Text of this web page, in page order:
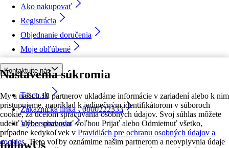
Nastavenia súkromia
My a našich 18 partnerov ukladáme informácie v zariadení alebo k nim
pristupujeme, napríklad k jedinečným identifikátorom v súboroch
cookie, za účelom spracúvania osobných údajov. Svoj súhlas môžete
udeliť alebo spravovať voľbou Prijať alebo Odmietnuť všetko,
prípadne kedykoľvek v Pravidlách pre ochranu osobných údajov a
cookies. Tieto voľby oznámime našim partnerom a neovplyvnia údaje
Ako nakupovať
Registrácia
Objednanie doručenia
Moje obľúbené
Kontaktujte nás
Tesco.sk
Zákaznícka linka - 0800222333
Výber obchodu
followUs